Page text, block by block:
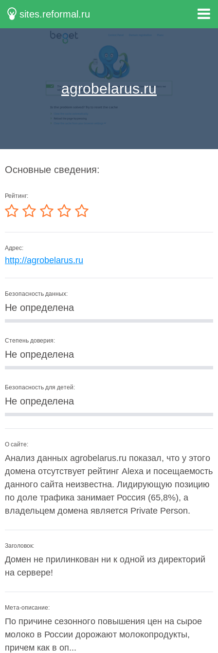
sites.reformal.ru
agrobelarus.ru
Основные сведения:
Рейтинг:
Адрес:
http://agrobelarus.ru
Безопасность данных:
Не определена
Степень доверия:
Не определена
Безопасность для детей:
Не определена
О сайте:
Анализ данных agrobelarus.ru показал, что у этого
домена отсутствует рейтинг Alexa и посещаемость
данного сайта неизвестна. Лидирующую позицию
по доле трафика занимает Россия (65,8%), а
владельцем домена является Private Person.
Заголовок:
Домен не прилинкован ни к одной из директорий
на сервере!
Мета-описание:
По причине сезонного повышения цен на сырое
молоко в России дорожают молокопродукты,
причем как в оп...